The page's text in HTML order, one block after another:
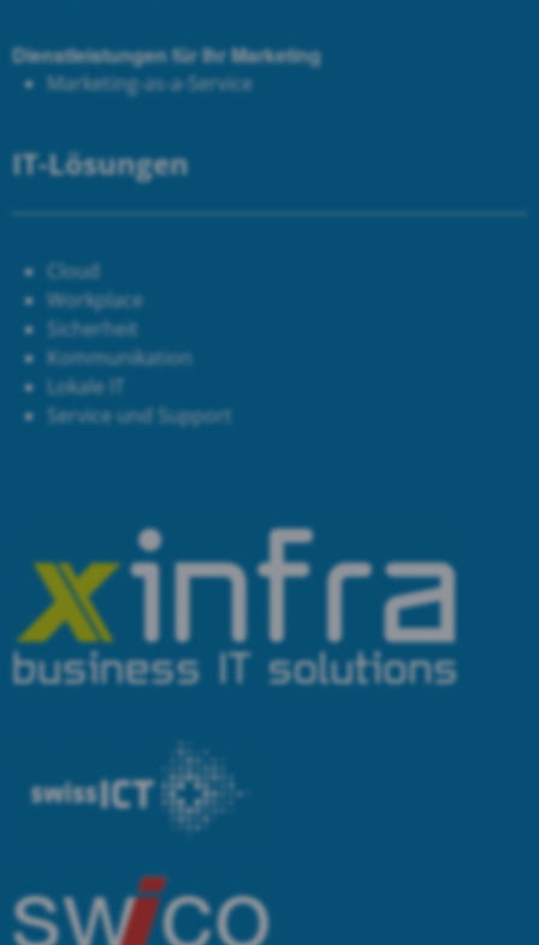
Dienstleistungen für Ihr Marketing
Marketing-as-a-Service
IT-Lösungen
Cloud
Workplace
Sicherheit
Kommunikation
Lokale IT
Service und Support